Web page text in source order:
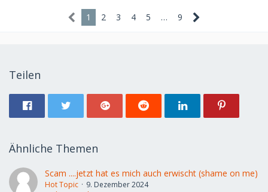
1 2 3 4 5 … 9
Teilen
Ähnliche Themen
Scam ....jetzt hat es mich auch erwischt (shame on me)
Hot Topic
9. Dezember 2024